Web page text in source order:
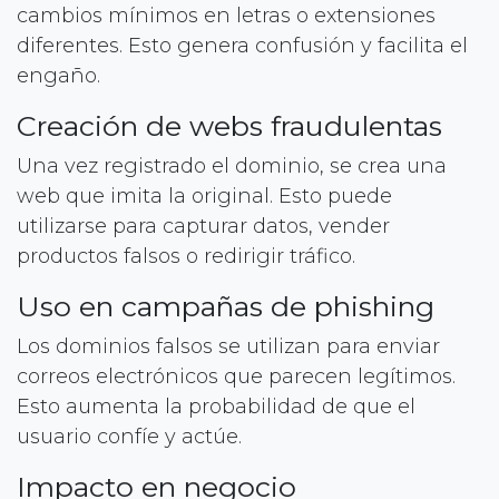
cambios mínimos en letras o extensiones
diferentes. Esto genera confusión y facilita el
engaño.
Creación de webs fraudulentas
Una vez registrado el dominio, se crea una
web que imita la original. Esto puede
utilizarse para capturar datos, vender
productos falsos o redirigir tráfico.
Uso en campañas de phishing
Los dominios falsos se utilizan para enviar
correos electrónicos que parecen legítimos.
Esto aumenta la probabilidad de que el
usuario confíe y actúe.
Impacto en negocio